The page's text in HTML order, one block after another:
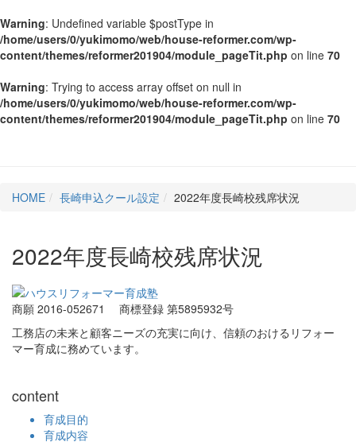
Warning: Undefined variable $postType in
/home/users/0/yukimomo/web/house-reformer.com/wp-
content/themes/reformer201904/module_pageTit.php on line 70
Warning: Trying to access array offset on null in
/home/users/0/yukimomo/web/house-reformer.com/wp-
content/themes/reformer201904/module_pageTit.php on line 70
HOME 長崎申込クール設定 2022年度長崎校残席状況
2022年度長崎校残席状況
商願 2016-052671
商標登録 第5895932号
工務店の未来と顧客ニーズの充実に向け、信頼のおけるリフォー
マー育成に務めています。
content
育成目的
育成内容